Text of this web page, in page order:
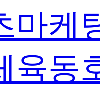
마케
육동